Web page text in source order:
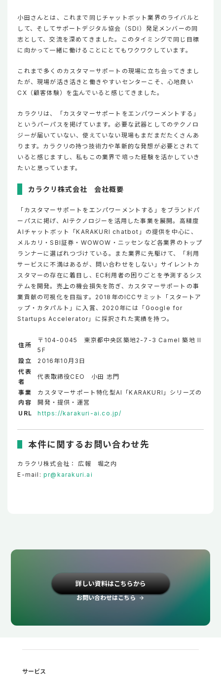
小田さんとは、これまで同じチャットボット業界のライバルと
して、そしてサポートデジタル協会（SDI）発足メンバーの同
志として、交流を深めてきました。このタイミングで同じ目標
に向かって一緒に働けることにとてもワクワクしています。
これまで多くのカスタマーサポートの現場に立ち会ってきまし
たが、現場が活き活きと働きやすいセンターこそ、心地良い
CX（顧客体験）を生んでいると感じてきました。
カラクリは、「カスタマーサポートをエンパワーメントする」
というパーパスを掲げています。必要な武器としてのテクノロ
ジーが届いていない、使えていない現場もまだまだたくさんあ
ります。カラクリの持つ技術力や革新的な発想が必要とされて
いると感じますし、私もこの業界で培った経験を活かしていき
たいと思っています。
カラクリ株式会社 会社概要
「カスタマーサポートをエンパワーメントする」をブランドパ
ーパスに掲げ、AIテクノロジーを活用した事業を展開。高精度
AIチャットボット「KARAKURI chatbot」の提供を中心に、
メルカリ・SBI証券・WOWOW・ニッセンなど各業界のトップ
ランナーに選ばれつづけている。また業界に先駆けて、「利用
サービスに不満はあるが、問い合わせをしない」サイレントカ
スタマーの存在に着目し、EC利用者の困りごとを予測するシス
テムを開発。売上の機会損失を防ぎ、カスタマーサポートの事
業貢献の可視化を目指す。2018年のICCサミット「スタートア
ップ・カタパルト」に入賞、2020年には「Google for
Startups Accelerator」に採択された実績を持つ。
住所
〒104-0045 東京都中央区築地2-7-3 Camel 築地 II
5F
設立
2016年10月3日
代表
者
代表取締役CEO 小田 志門
事業
内容
カスタマーサポート特化型AI「KARAKURI」シリーズの
開発・提供・運営
URL
https://karakuri-ai.co.jp/
本件に関するお問い合わせ先
カラクリ株式会社： 広報 堀之内
E-mail:pr@karakuri.ai
詳しい資料はこちらから
お問い合わせはこちら arrow_forward
サービス